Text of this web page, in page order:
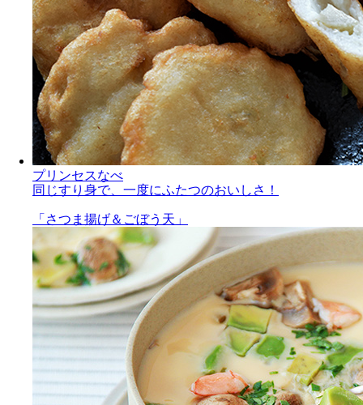
プリンセスなべ
同じすり身で、一度にふたつのおいしさ！
「さつま揚げ＆ごぼう天」